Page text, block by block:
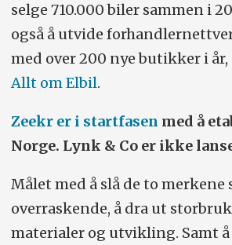
selge 710.000 biler sammen i
også å utvide
med over 200 nye butikker i
Allt om Elbil.
Zeekr er i startfasen med å
Norge. Lynk & Co er ikke
Målet med å slå de to merkene
overraskende, å dra ut
materialer og utvikling. Samt